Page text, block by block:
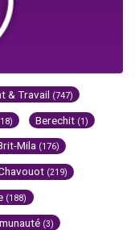
& Travail (747)
Berechit (1)
Mila (176)
(219)
(188)
(3)